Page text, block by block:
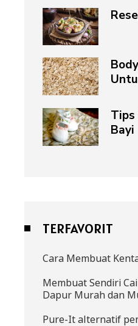
Tips
Bayi
TERFAVORIT
Cara Membuat
Membuat Sendiri
Dapur Murah dan
Pure-It alternatif